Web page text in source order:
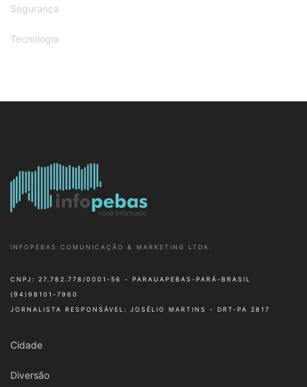
Segurança
Tecnologia
INFOPEBAS COMUNICAÇÃO & MARKETING LTDA.
CNPJ: 27.782.778/0001-56 - PARAUAPEBAS-PARÁ-BRASIL
(94)98101-7960
JORNALISTA RESPONSÁVEL: JOSÉLIO MARTINS - DRT-PA 2817
Cidade
Diversão